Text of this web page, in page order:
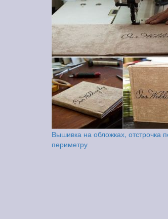
Вышивка на обложках, отстрочка
периметру